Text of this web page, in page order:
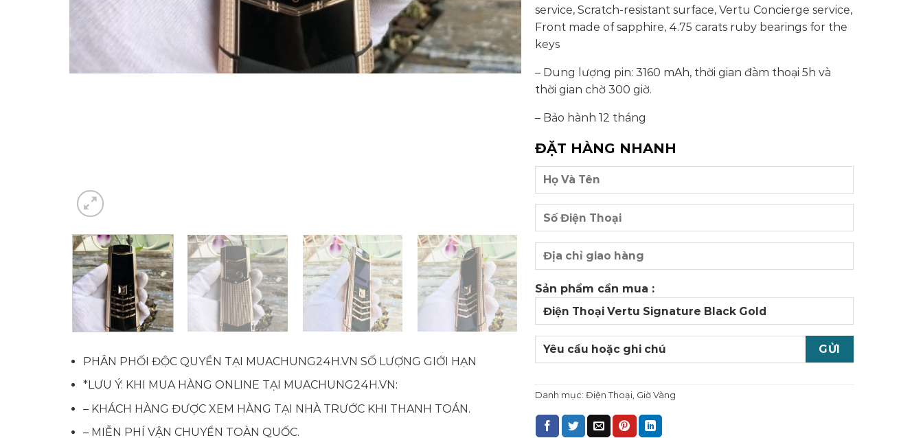
PHÂN PHỐI ĐỘC QUYỀN TẠI MUACHUNG24H.VN SỐ LƯỢNG GIỚI HẠN
*LƯU Ý: KHI MUA HÀNG ONLINE TẠI MUACHUNG24H.VN:
– KHÁCH HÀNG ĐƯỢC XEM HÀNG TẠI NHÀ TRƯỚC KHI THANH TOÁN.
– MIỄN PHÍ VẬN CHUYỂN TOÀN QUỐC.
service, Scratch-resistant surface, Vertu Concierge service,
Front made of sapphire, 4.75 carats ruby bearings for the
keys
– Dung lượng pin: 3160 mAh, thời gian đàm thoại 5h và
thời gian chờ 300 giờ.
– Bảo hành 12 tháng
ĐẶT HÀNG NHANH
Sản phẩm cần mua :
Danh mục: Điện Thoại, Giờ Vàng